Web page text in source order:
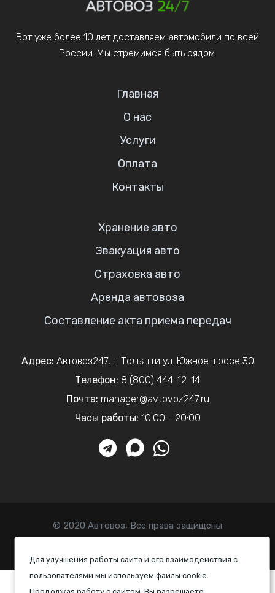
Для улучшения работы сайта и его взаимодействия с
пользователями мы используем файлы cookie.
Вот уже более 10 лет доставляем автомобили по всей
России. Мы стремимся быть рядом.
Главная
О нас
Услуги
Оплата
Контакты
Хранение авто
Эвакуация авто
Страховка авто
Аренда автовоза
Составление акта приема передач
Адрес: Автовоз247, г. Тольятти ул. Южное шоссе 30
Телефон: 8 (800) 444-12-14
Почта: manager@avtovoz247.ru
Часы работы: 10:00 - 20:00
© 2020 Автовоз, Все права защищены